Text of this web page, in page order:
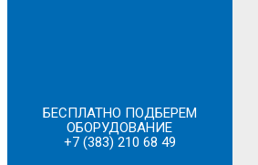
БЕСПЛАТНО ПОДБЕРЕМ
ОБОРУДОВАНИЕ
+7 (383) 210 68 49